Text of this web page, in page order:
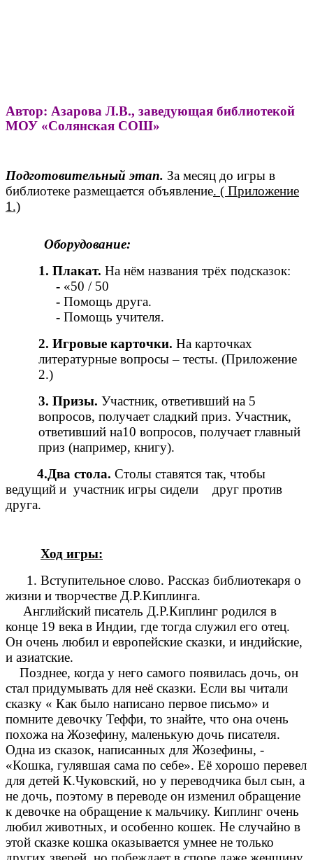
Автор: Азарова Л.В., заведующая библиотекой
МОУ «Солянская СОШ»
Подготовительный этап. За месяц до игры в
библиотеке размещается объявление. ( Приложение
1.)
Оборудование:
1. Плакат.На нём названия трёх подсказок:
- «50 / 50
- Помощь друга.
- Помощь учителя.
2. Игровые карточки.На карточках
литературные вопросы – тесты. (Приложение
2.)
3. Призы.Участник, ответивший на 5
вопросов, получает сладкий приз. Участник,
ответивший на10 вопросов, получает главный
приз (например, книгу).
4.Два стола. Столы ставятся так, чтобы
ведущий и участник игры сидели друг против
друга.
Ход игры:
1. Вступительное слово. Рассказ библиотекаря о
жизни и творчестве Д.Р.Киплинга.
Английский писатель Д.Р.Киплинг родился в
конце 19 века в Индии, где тогда служил его отец.
Он очень любил и европейские сказки, и индийские,
и азиатские.
Позднее, когда у него самого появилась дочь, он
стал придумывать для неё сказки. Если вы читали
сказку « Как было написано первое письмо» и
помните девочку Теффи, то знайте, что она очень
похожа на Жозефину, маленькую дочь писателя.
Одна из сказок, написанных для Жозефины, -
«Кошка, гулявшая сама по себе». Её хорошо перевел
для детей К.Чуковский, но у переводчика был сын, а
не дочь, поэтому в переводе он изменил обращение
к девочке на обращение к мальчику. Киплинг очень
любил животных, и особенно кошек. Не случайно в
этой сказке кошка оказывается умнее не только